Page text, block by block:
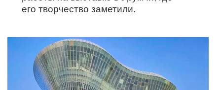
его творчество заметили.